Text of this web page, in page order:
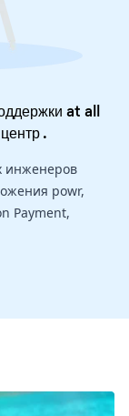
at all
.
инженеров
powr,
Payment,